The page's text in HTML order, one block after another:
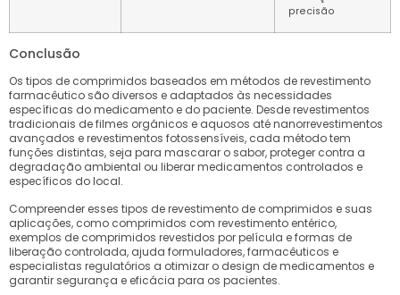
precisão
Conclusão
Os tipos de comprimidos baseados em métodos de revestimento
farmacêutico são diversos e adaptados às necessidades
específicas do medicamento e do paciente. Desde revestimentos
tradicionais de filmes orgânicos e aquosos até nanorrevestimentos
avançados e revestimentos fotossensíveis, cada método tem
funções distintas, seja para mascarar o sabor, proteger contra a
degradação ambiental ou liberar medicamentos controlados e
específicos do local.
Compreender esses tipos de revestimento de comprimidos e suas
aplicações, como comprimidos com revestimento entérico,
exemplos de comprimidos revestidos por película e formas de
liberação controlada, ajuda formuladores, farmacêuticos e
especialistas regulatórios a otimizar o design de medicamentos e
garantir segurança e eficácia para os pacientes.